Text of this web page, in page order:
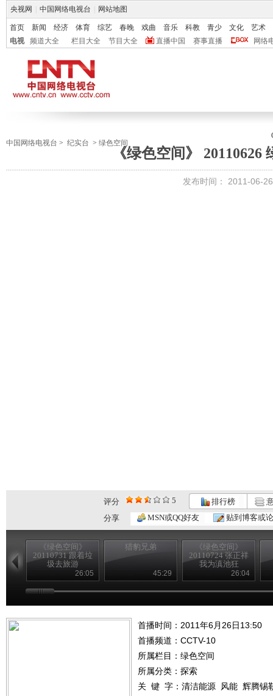
央视网 中国网络电视台 网站地图
首页 新闻 经济 体育 综艺 春晚 戏曲 音乐 科教 青少 文化
艺术
电视
频道大全 栏目大全 节目大全 直播中国 赛事直播 网络
中国网络电视台 > 纪实台 > 绿色空间
《绿色空间》 20110626
发布时间： 2011-06-
评分 5 排行榜
分享
MSN或QQ好友 贴到博客或
《绿色空间》
20110731 跟着垃
圾去旅游
26:05
猎豹兄弟
45:29
《绿色空间》
20110724 张正祥
我为滇池狂
26:04
首播时间：2011年6月26日13:50
首播频道： CCTV-10
所属栏目： 绿色空间
所属分类：探索
关 键 字： 清洁能源 风能 辉腾锡